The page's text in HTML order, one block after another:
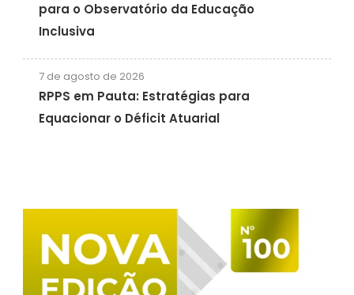
para o Observatório da Educação
Inclusiva
7 de agosto de 2026
RPPS em Pauta: Estratégias para
Equacionar o Déficit Atuarial